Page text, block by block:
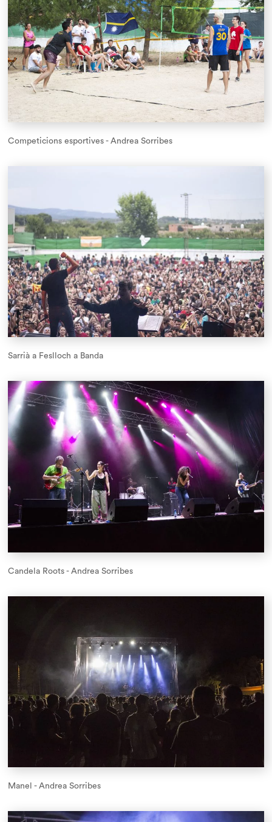
Competicions esportives - Andrea Sorribes
Sarrià a Feslloch a Banda
Candela Roots - Andrea Sorribes
Manel - Andrea Sorribes